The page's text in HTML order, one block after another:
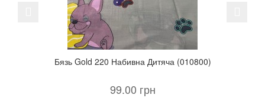
Бязь Gold 220 Набивна Дитяча (010800)
99.00 грн
Previous